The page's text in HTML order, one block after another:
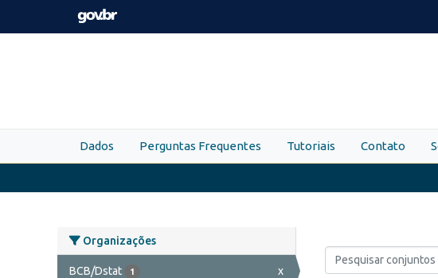
Skip to main content
Dados Perguntas Frequentes Tutoriais Contato
Organizações
BCB/Dstat 1 x